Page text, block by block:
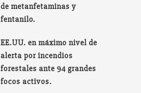
de metanfetaminas y
fentanilo.
EE.UU. en máximo nivel de
alerta por incendios
forestales ante 94 grandes
focos activos.